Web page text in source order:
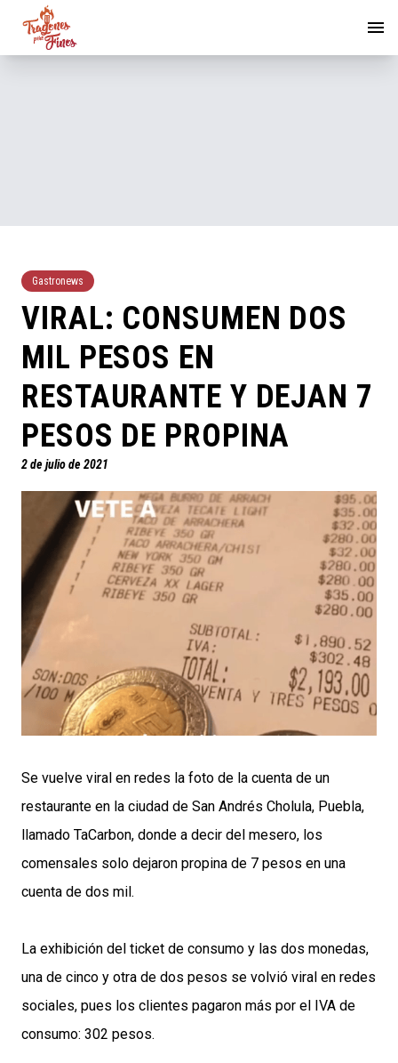
Gastronews
VIRAL: CONSUMEN DOS
MIL PESOS EN
RESTAURANTE Y DEJAN 7
PESOS DE PROPINA
2 de julio de 2021
Se vuelve viral en redes la foto de la cuenta de un
restaurante en la ciudad de San Andrés Cholula, Puebla,
llamado TaCarbon, donde a decir del mesero, los
comensales solo dejaron propina de 7 pesos en una
cuenta de dos mil.
La exhibición del ticket de consumo y las dos monedas,
una de cinco y otra de dos pesos se volvió viral en redes
sociales, pues los clientes pagaron más por el IVA de
consumo: 302 pesos.